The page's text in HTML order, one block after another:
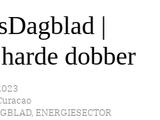
|
dobber
, ENERGIESECTOR